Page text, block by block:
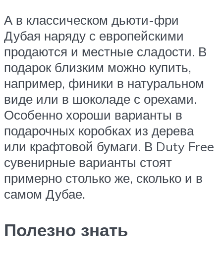
А в классическом дьюти-фри
Дубая наряду с европейскими
продаются и местные сладости. В
подарок близким можно купить,
например, финики в натуральном
виде или в шоколаде с орехами.
Особенно хороши варианты в
подарочных коробках из дерева
или крафтовой бумаги. В Duty Free
сувенирные варианты стоят
примерно столько же, сколько и в
самом Дубае.
Полезно знать